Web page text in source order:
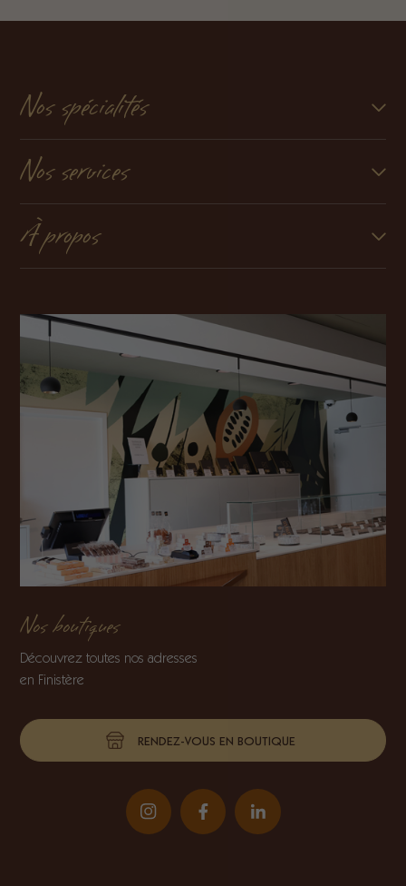
Nos spécialités
Nos services
À propos
Nos boutiques
Découvrez toutes nos adresses
en Finistère
RENDEZ-VOUS EN BOUTIQUE